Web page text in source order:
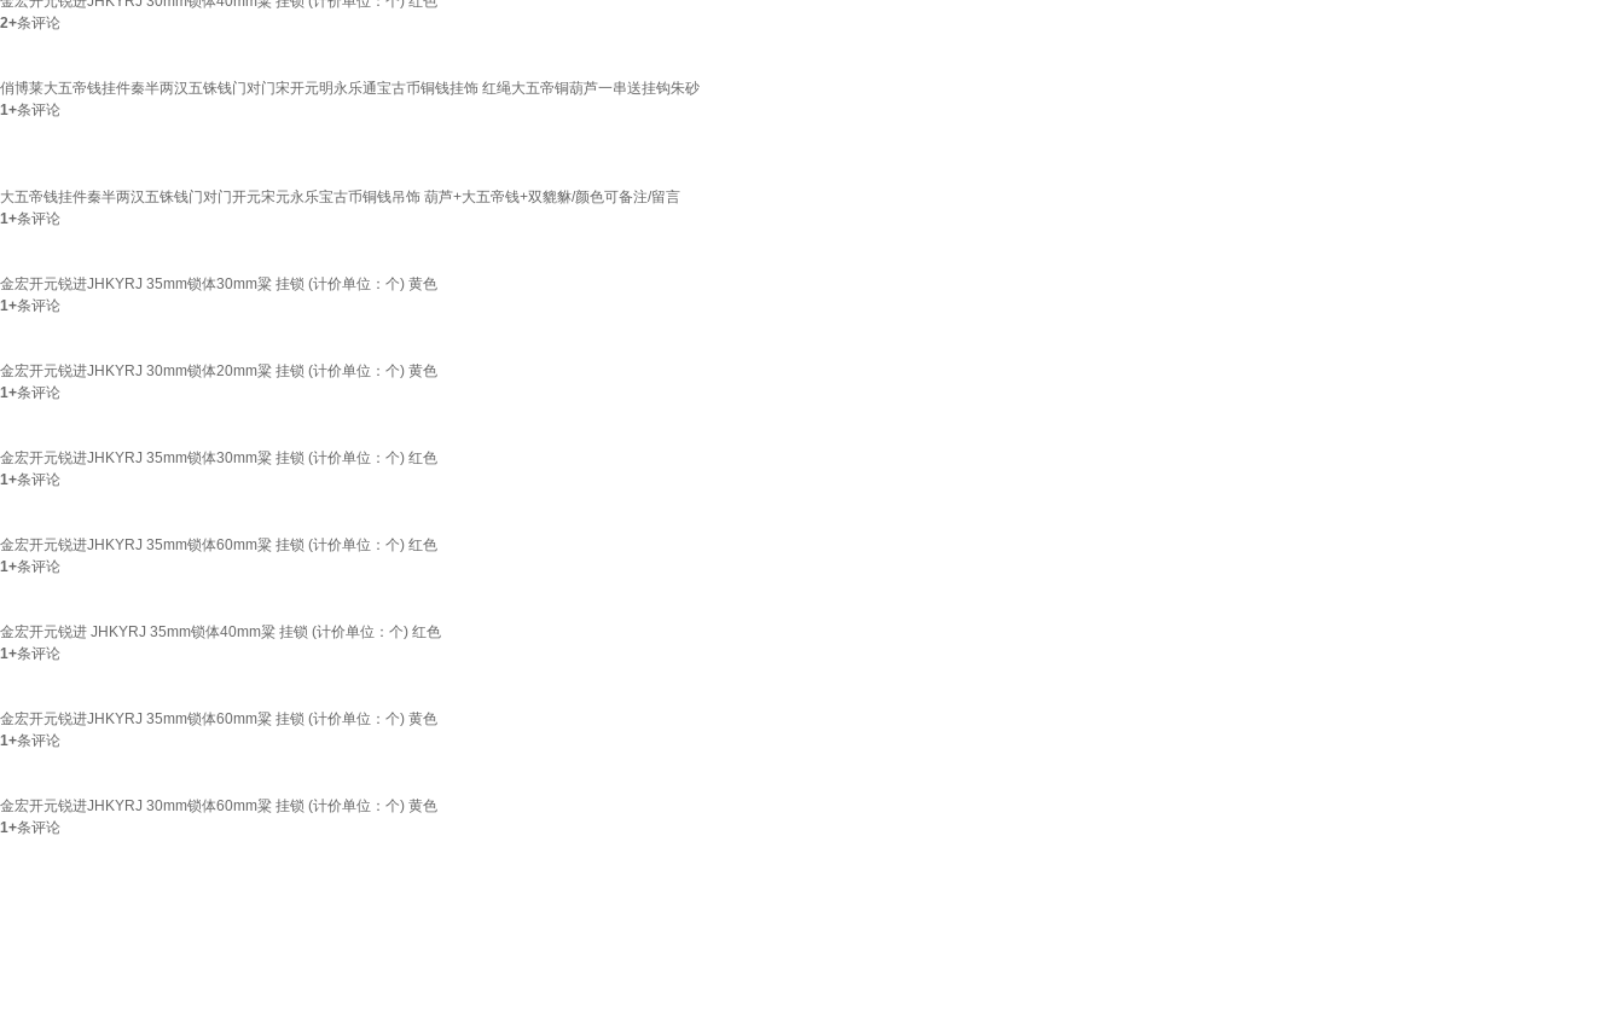
2+条评论
俏博莱大五帝钱挂件秦半两汉五铢钱门对门宋开元明永乐通宝古币铜钱挂饰 红绳大五帝铜葫芦一串送挂钩朱砂
1+条评论
大五帝钱挂件秦半两汉五铢钱门对门开元宋元永乐宝古币铜钱吊饰 葫芦+大五帝钱+双貔貅/颜色可备注/留言
1+条评论
金宏开元锐进JHKYRJ 35mm锁体30mm粱 挂锁 (计价单位：个) 黄色
1+条评论
金宏开元锐进JHKYRJ 30mm锁体20mm粱 挂锁 (计价单位：个) 黄色
1+条评论
金宏开元锐进JHKYRJ 35mm锁体30mm粱 挂锁 (计价单位：个) 红色
1+条评论
金宏开元锐进JHKYRJ 35mm锁体60mm粱 挂锁 (计价单位：个) 红色
1+条评论
金宏开元锐进 JHKYRJ 35mm锁体40mm粱 挂锁 (计价单位：个) 红色
1+条评论
金宏开元锐进JHKYRJ 35mm锁体60mm粱 挂锁 (计价单位：个) 黄色
1+条评论
金宏开元锐进JHKYRJ 30mm锁体60mm粱 挂锁 (计价单位：个) 黄色
1+条评论